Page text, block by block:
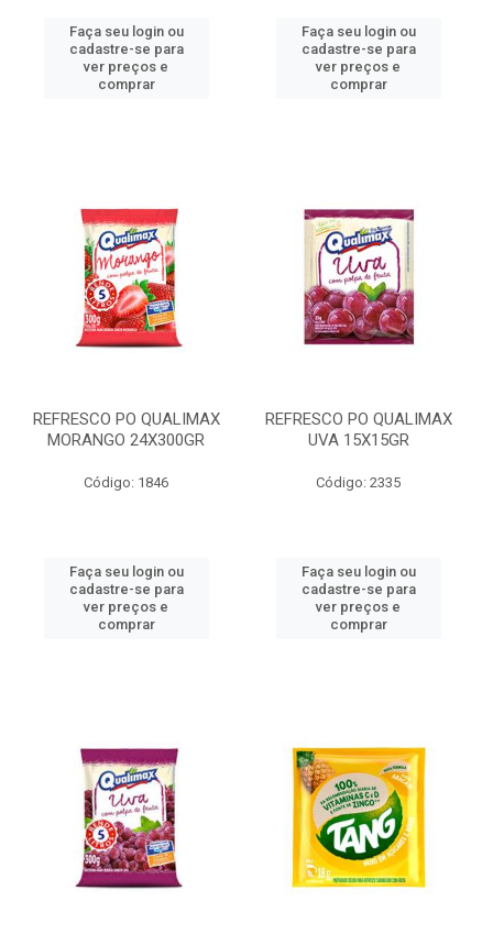
Faça seu login ou
cadastre-se para
ver preços e
comprar
Faça seu login ou
cadastre-se para
ver preços e
comprar
REFRESCO PO QUALIMAX
MORANGO 24X300GR
Código: 1846
Faça seu login ou
cadastre-se para
ver preços e
comprar
REFRESCO PO QUALIMAX
UVA 15X15GR
Código: 2335
Faça seu login ou
cadastre-se para
ver preços e
comprar